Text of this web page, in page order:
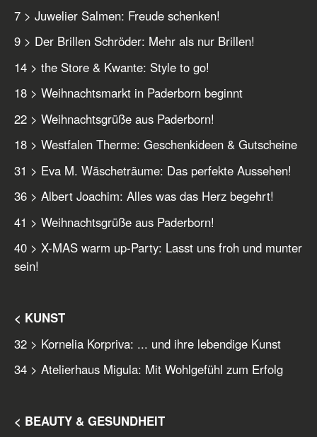
7 > Juwelier Salmen: Freude schenken!
9 > Der Brillen Schröder: Mehr als nur Brillen!
14 > the Store & Kwante: Style to go!
18 > Weihnachtsmarkt in Paderborn beginnt
22 > Weihnachtsgrüße aus Paderborn!
18 > Westfalen Therme: Geschenkideen & Gutscheine
31 > Eva M. Wäscheträume: Das perfekte Aussehen!
36 > Albert Joachim: Alles was das Herz begehrt!
41 > Weihnachtsgrüße aus Paderborn!
40 > X-MAS warm up-Party: Lasst uns froh und munter
sein!
< KUNST
32 > Kornelia Korpriva: ... und ihre lebendige Kunst
34 > Atelierhaus Migula: Mit Wohlgefühl zum Erfolg
< BEAUTY & GESUNDHEIT